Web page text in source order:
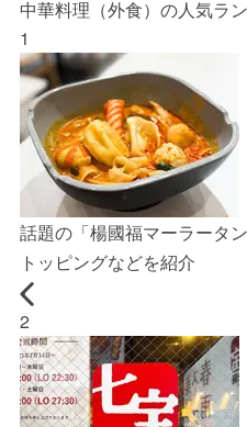
中華料理（外食）の人気ラ
1
話題の「楊國福マーラータ
トッピングなどを紹介
2